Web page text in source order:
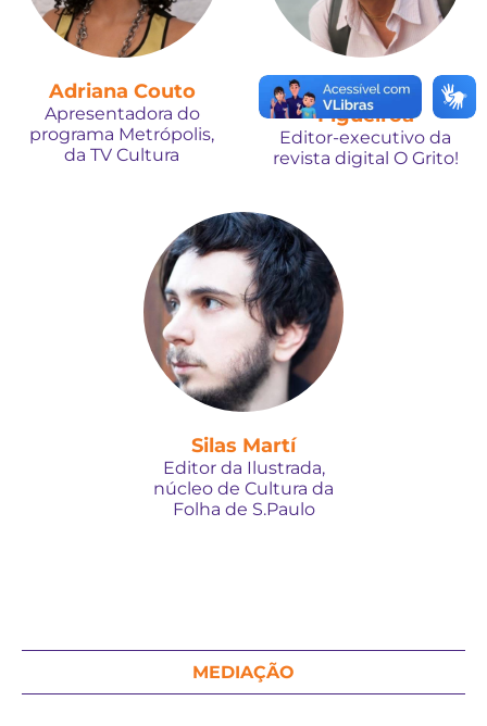
Adriana Couto
Apresentadora do
programa Metrópolis,
da TV Cultura
Alexandre
Figueirôa
Editor-executivo da
revista digital O Grito!
Silas Martí
Editor da Ilustrada,
núcleo de Cultura da
Folha de S.Paulo
MEDIAÇÃO